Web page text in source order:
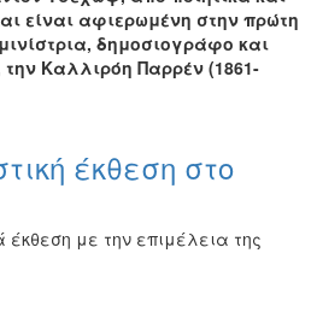
είναι αφιερωμένη στην πρώτη
δημοσιογράφο και
Καλλιρόη Παρρέν (1861-
έκθεση στο
με την επιμέλεια της